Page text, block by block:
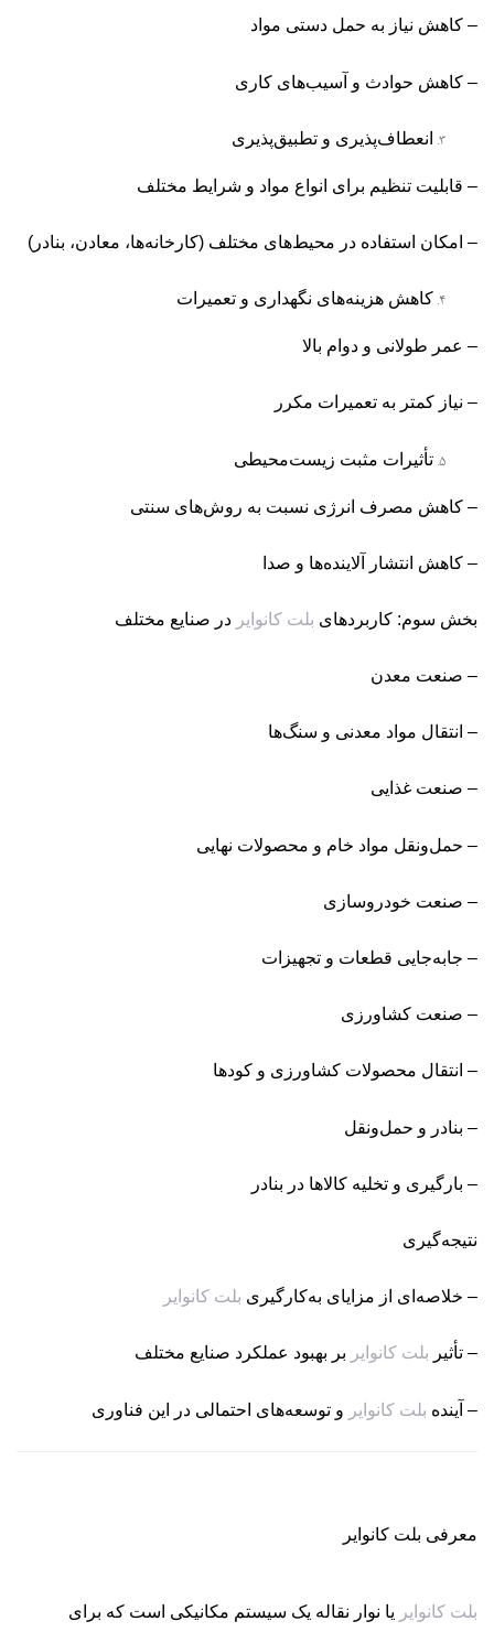
– کاهش نیاز به حمل دستی مواد
– کاهش حوادث و آسیب‌های کاری
انعطاف‌پذیری و تطبیق‌پذیری
– قابلیت تنظیم برای انواع مواد و شرایط مختلف
– امکان استفاده در محیط‌های مختلف (کارخانه‌ها، معادن، بنادر)
کاهش هزینه‌های نگهداری و تعمیرات
– عمر طولانی و دوام بالا
– نیاز کمتر به تعمیرات مکرر
تأثیرات مثبت زیست‌محیطی
– کاهش مصرف انرژی نسبت به روش‌های سنتی
– کاهش انتشار آلاینده‌ها و صدا
بخش سوم: کاربردهای بلت کانوایر در صنایع مختلف
– صنعت معدن
– انتقال مواد معدنی و سنگ‌ها
– صنعت غذایی
– حمل‌ونقل مواد خام و محصولات نهایی
– صنعت خودروسازی
– جابه‌جایی قطعات و تجهیزات
– صنعت کشاورزی
– انتقال محصولات کشاورزی و کودها
– بنادر و حمل‌ونقل
– بارگیری و تخلیه کالاها در بنادر
نتیجه‌گیری
– خلاصه‌ای از مزایای به‌کارگیری بلت کانوایر
– تأثیر بلت کانوایر بر بهبود عملکرد صنایع مختلف
– آینده بلت کانوایر و توسعه‌های احتمالی در این فناوری
معرفی بلت کانوایر
بلت کانوایر یا نوار نقاله یک سیستم مکانیکی است که برای